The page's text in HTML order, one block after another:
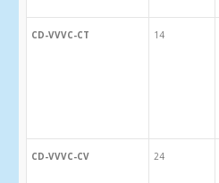
CD-VVVC-CT 14
CD-VVVC-CV 24